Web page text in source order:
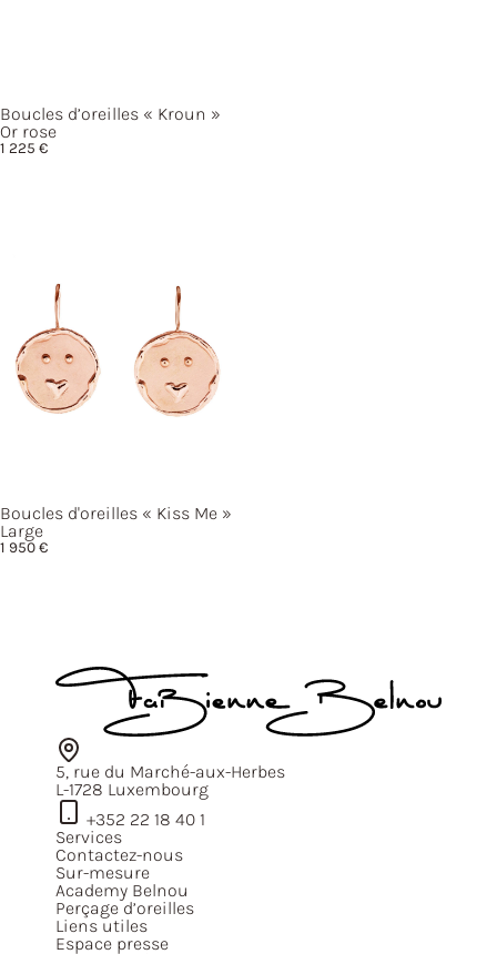
Boucles d’oreilles « Kroun »
Or rose
1 225 €
Boucles d'oreilles « Kiss Me »
Large
1 950€
5, rue du Marché-aux-Herbes
L-1728 Luxembourg
+352 22 18 40 1
Services
Contactez-nous
Sur-mesure
Academy Belnou
Perçage d’oreilles
Liens utiles
Espace presse